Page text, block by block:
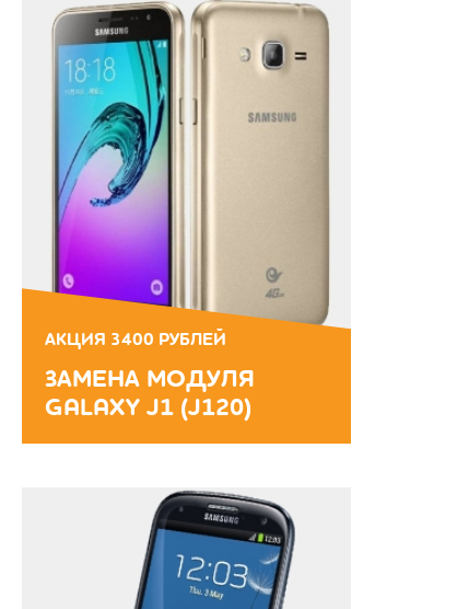
АКЦИЯ 3400 РУБЛЕЙ
ЗАМЕНА МОДУЛЯ
GALAXY J1 (J120)